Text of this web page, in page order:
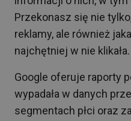
Przekonasz się nie
reklamy, ale również
najchętniej w nie klikała.
Google oferuje raporty
wypadała w danych
segmentach płci oraz